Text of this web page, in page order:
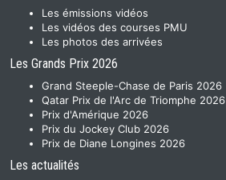
Les émissions vidéos
Les vidéos des courses PMU
Les photos des arrivées
Les Grands Prix 2026
Grand Steeple-Chase de Paris 2026
Qatar Prix de l'Arc de Triomphe 2026
Prix d'Amérique 2026
Prix du Jockey Club 2026
Prix de Diane Longines 2026
Les actualités